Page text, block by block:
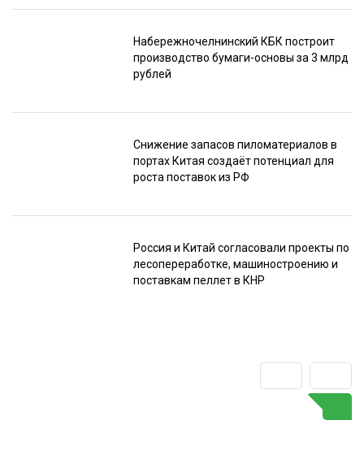
Набережночелнинский КБК построит
производство бумаги-основы за 3 млрд
рублей
Снижение запасов пиломатериалов в
портах Китая создаёт потенциал для
роста поставок из РФ
Россия и Китай согласовали проекты по
лесопереработке, машиностроению и
поставкам пеллет в КНР